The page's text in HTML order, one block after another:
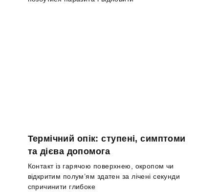
Термічний опік: ступені, симптоми
та дієва допомога
Контакт із гарячою поверхнею, окропом чи
відкритим полум’ям здатен за лічені секунди
спричинити глибоке